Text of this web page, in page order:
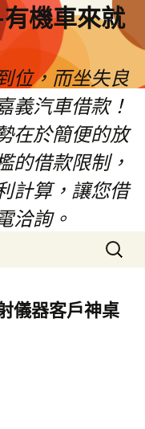
機車來就
位，而坐失良
義汽車借款！
在於簡便的放
的借款限制，
計算，讓您借
洽詢。
搜
尋
鍵
字:
儀器客戶神桌